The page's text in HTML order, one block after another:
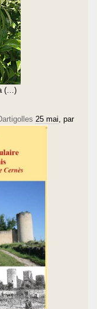
(…)
25 mai , par